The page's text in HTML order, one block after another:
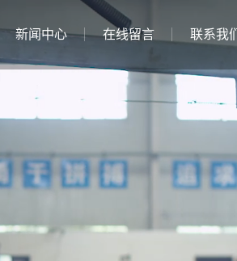
新闻中心 在线留言 联系我们